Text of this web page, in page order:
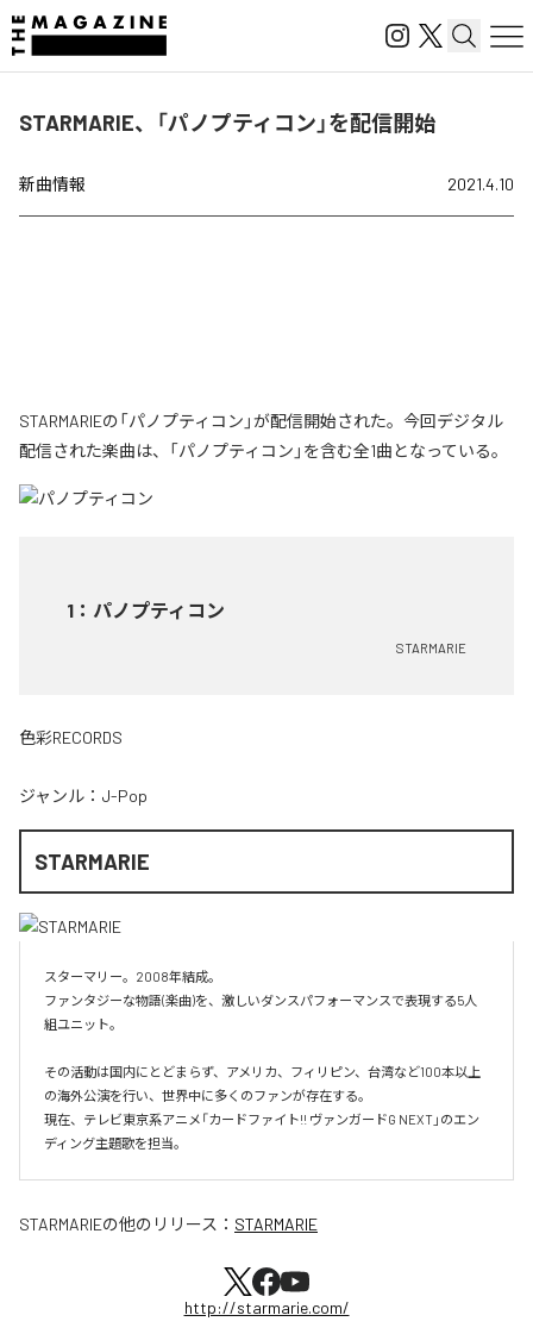
STARMARIE、「パノプティコン」を配信開始
新曲情報 2021.4.10
STARMARIEの「パノプティコン」が配信開始された。今回デジタル
配信された楽曲は、「パノプティコン」を含む全1曲となっている。
1 ： パノプティコン
STARMARIE
色彩RECORDS
ジャンル： J-Pop
STARMARIE
スターマリー。2008年結成。
ファンタジーな物語(楽曲)を、激しいダンスパフォーマンスで表現する5人
組ユニット。
その活動は国内にとどまらず、アメリカ、フィリピン、台湾など100本以上
の海外公演を行い、世界中に多くのファンが存在する。
現在、テレビ東京系アニメ「カードファイト!! ヴァンガードG NEXT」のエン
ディング主題歌を担当。
STARMARIEの他のリリース： STARMARIE
http://starmarie.com/